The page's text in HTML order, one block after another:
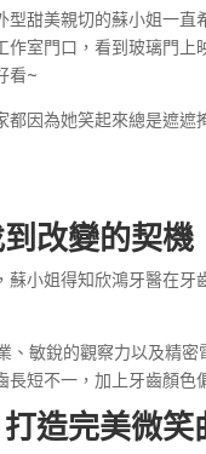
型甜美親切的蘇小姐一
作室門口，看到玻璃門
看~
因為她笑起來總是遮
改變的契機
小姐得知欣鴻牙醫在
、敏銳的觀察力以及精
短不一，加上牙齒顏色
造完美微笑